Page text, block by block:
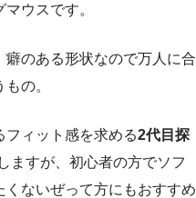
ウスです。
癖のある形状なので万人に合
の。
フィット感を求める2代目探
ますが、初心者の方でソフ
くないぜって方にもおすすめ